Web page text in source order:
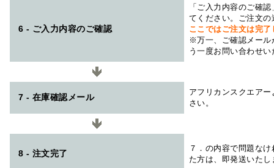
6 - ご入力内容のご確認
「ご入力内容のご確
てください。ご注文
ここではご注文は完
※万一、ご確認メール
う一度お問い合わせ
7 - 在庫確認メール
アフリカンスクエアー
さい。
8 - 注文完了
７．の内容で問題な
た方は、即発送いたし